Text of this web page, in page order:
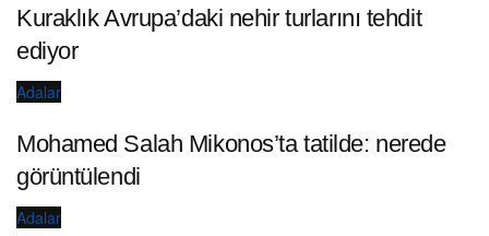
Kuraklık Avrupa’daki nehir turlarını tehdit
ediyor
Adalar
Mohamed Salah Mikonos’ta tatilde: nerede
görüntülendi
Adalar